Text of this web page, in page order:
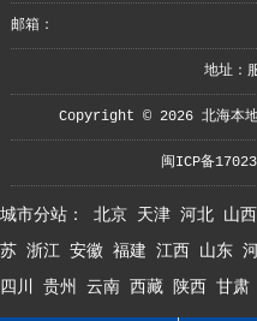
邮箱：
地址：
Copyright © 2026 北海本
闽ICP备
城市分站： 北京 天津 河北 山西
苏 浙江 安徽 福建 江西 山东
四川
贵州 云南 西藏 陕西 甘肃